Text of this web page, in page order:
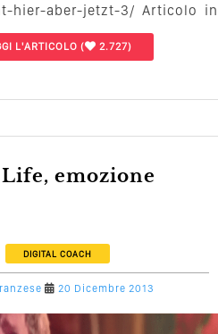
hier-aber-jetzt-3/ Articolo in
L'ARTICOLO ( 2.727)
DIGITAL COACH
20 Dicembre 2013